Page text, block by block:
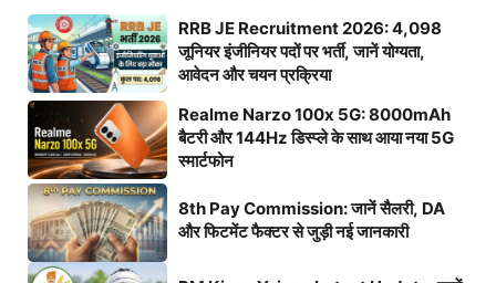
RRB JE Recruitment 2026: 4,098
जूनियर इंजीनियर पदों पर भर्ती, जानें योग्यता,
आवेदन और चयन प्रक्रिया
Realme Narzo 100x 5G: 8000mAh
बैटरी और 144Hz डिस्प्ले के साथ आया नया 5G
स्मार्टफोन
8th Pay Commission: जानें सैलरी, DA
और फिटमेंट फैक्टर से जुड़ी नई जानकारी